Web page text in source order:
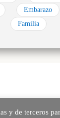
Embarazo
Familia
y de terceros